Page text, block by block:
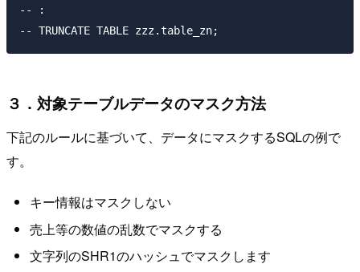
-- :
３．対象テーブルデータのマスク方法
下記のルールに基づいて、データにマスクするSQLの例で
す。
キー情報はマスクしない
売上等の数値の乱数でマスクする
文字列のSHR1のハッシュでマスクします